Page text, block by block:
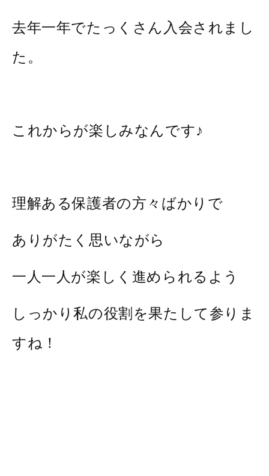
去年一年でたっくさん入会されまし
た。
これからが楽しみなんです♪
理解ある保護者の方々ばかりで
ありがたく思いながら
一人一人が楽しく進められるよう
しっかり私の役割を果たして参りま
すね！